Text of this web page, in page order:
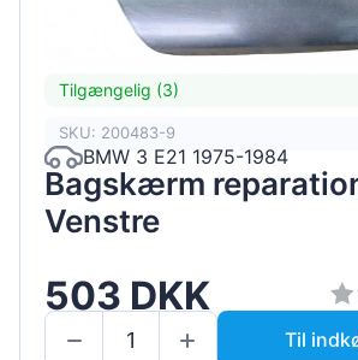
Tilgængelig (3)
SKU: 200483-9
BMW 3 E21 1975-1984
Bagskærm
Venstre
503 DKK
Til